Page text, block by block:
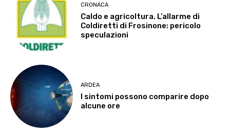
CRONACA
Caldo e agricoltura. L’allarme di
Coldiretti di Frosinone: pericolo
speculazioni
ARDEA
I sintomi possono comparire dopo
alcune ore